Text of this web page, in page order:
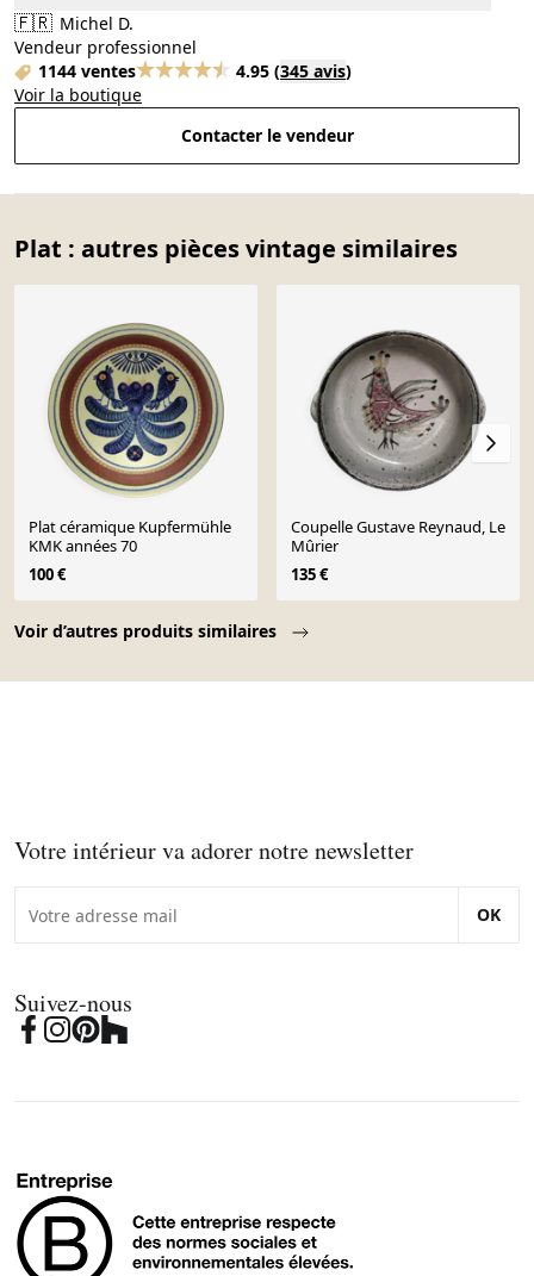
🇫🇷 Michel D.
Vendeur professionnel
1144 ventes
4.95 (345 avis)
Voir la boutique
Contacter le vendeur
Plat : autres pièces vintage similaires
Voir d’autres produits similaires
Plat céramique Kupfermühle
KMK années 70
100 €
Coupelle Gustave Reynaud, Le
Mûrier
135 €
Votre intérieur va adorer notre newsletter
OK
Suivez-nous